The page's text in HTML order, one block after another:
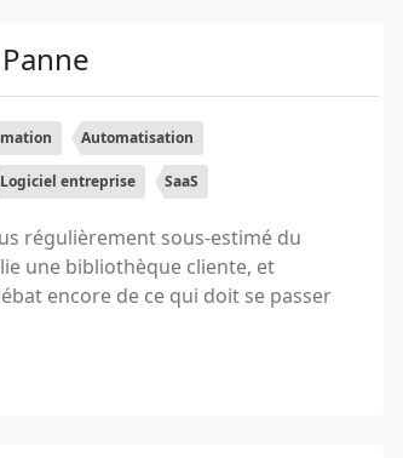
Automatisation
Logiciel entreprise SaaS
régulièrement sous-estimé du
une bibliothèque cliente, et
encore de ce qui doit se passer